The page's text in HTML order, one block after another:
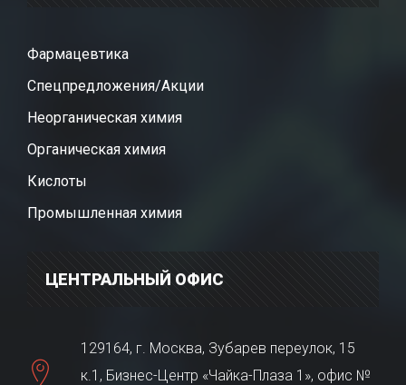
Фармацевтика
Спецпредложения/Акции
Неорганическая химия
Органическая химия
Кислоты
Промышленная химия
ЦЕНТРАЛЬНЫЙ ОФИС
129164, г. Москва, Зубарев переулок, 15
к.1, Бизнес-Центр «Чайка-Плаза 1», офис №